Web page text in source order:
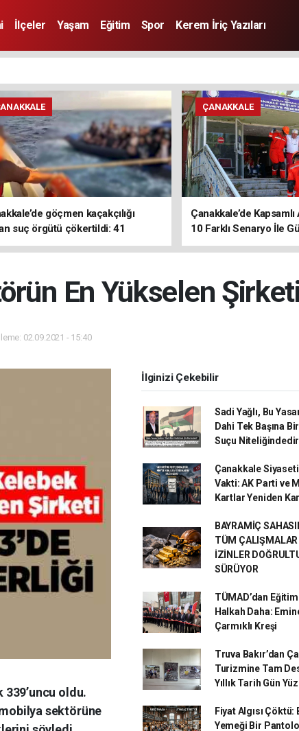
İlçeler Yaşam Eğitim Spor Kerem İriç Yazıları
göçmen kaçakçılığı
suç örgütü çökertildi: 41
ÇANAKKALE
Çanakkale’de
10 Farklı Senaryo İle
Koordinasyon
En Yükselen
02.09.2021 - 15:40
339’uncu oldu.
mobilya sektörüne
İlginizi Çekebilir
Sadi Yağlı, Bu
Dahi Tek Başına
Suçu Niteliğindedir
Çanakkale
Vakti: AK Parti ve
Kartlar Yeniden
BAYRAMİÇ
TÜM ÇALIŞMALAR
İZİNLER
SÜRÜYOR
TÜMAD’dan
Halkah Daha:
Çarmıklı Kreşi
Truva Bakır’dan
Turizmine Tam
Yıllık Tarih Gün
Fiyat Algısı Çöktü:
Yemeği Bir